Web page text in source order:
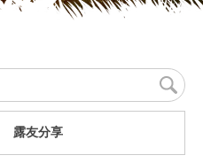
露友分享